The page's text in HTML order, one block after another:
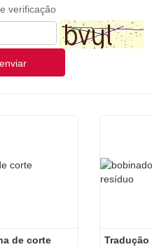
verificação
enviar
de corte
Tradução